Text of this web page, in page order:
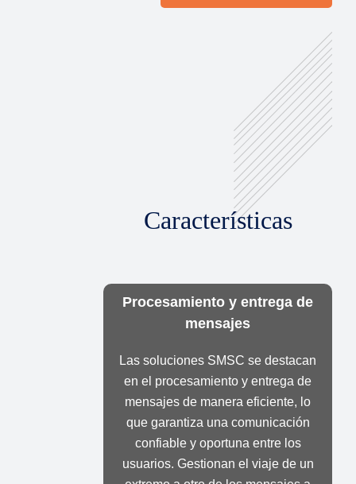
Características
Procesamiento y entrega de
mensajes
Las soluciones SMSC se destacan
en el procesamiento y entrega de
mensajes de manera eficiente, lo
que garantiza una comunicación
confiable y oportuna entre los
usuarios. Gestionan el viaje de un